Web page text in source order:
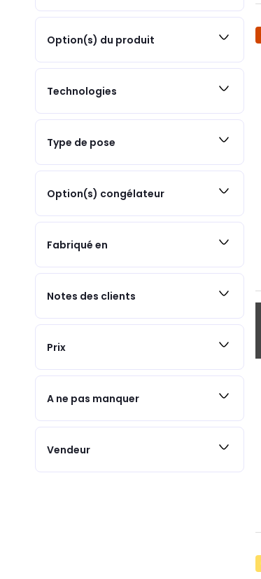
Option(s) du produit
Technologies
Type de pose
Option(s) congélateur
Fabriqué en
Notes des clients
Prix
A ne pas manquer
Vendeur